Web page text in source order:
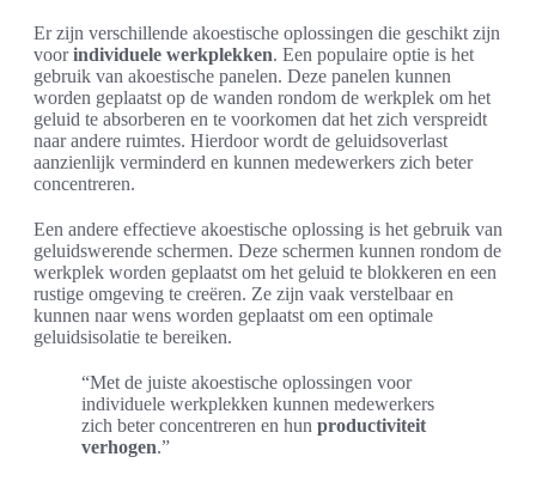
Er zijn verschillende akoestische oplossingen die geschikt zijn
voorindividuele werkplekken. Een populaire optie is het
gebruik van akoestische panelen. Deze panelen kunnen
worden geplaatst op de wanden rondom de werkplek om het
geluid te absorberen en te voorkomen dat het zich verspreidt
naar andere ruimtes. Hierdoor wordt de geluidsoverlast
aanzienlijk verminderd en kunnen medewerkers zich beter
concentreren.
Een andere effectieve akoestische oplossing is het gebruik van
geluidswerende schermen. Deze schermen kunnen rondom de
werkplek worden geplaatst om het geluid te blokkeren en een
rustige omgeving te creëren. Ze zijn vaak verstelbaar en
kunnen naar wens worden geplaatst om een optimale
geluidsisolatie te bereiken.
“Met de juiste akoestische oplossingen voor
individuele werkplekken kunnen medewerkers
zich beter concentreren en hun productiviteit
verhogen.”